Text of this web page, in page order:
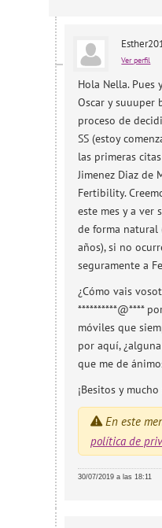
Ver perfil
Hola Nella.
Oscar y suuuper
proceso de
SS (estoy
las primeras
Jimenez Diaz de
Fertibility.
este mes y a ver
de forma natural
años), si no
seguramente a
¿Cómo vais
**********@****
móviles que
por aquí,
que me de
¡Besitos y
En este
política de
30/07/2019 a las 18:11